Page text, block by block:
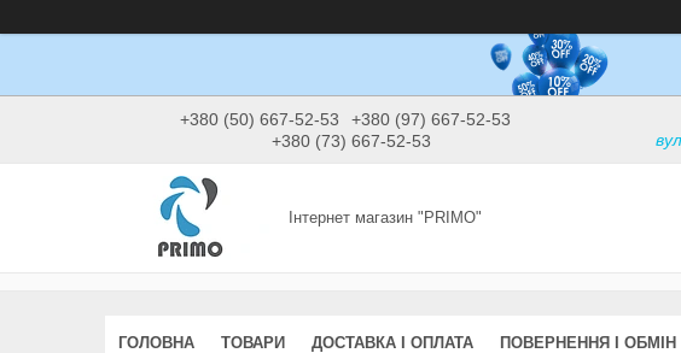
+380 (50) 667-52-53
+380 (97) 667-52-53
+380 (73) 667-52-53
Інтернет магазин "PRIMO"
ГОЛОВНА ТОВАРИ ДОСТАВКА І ОПЛАТА ПОВЕРНЕННЯ І ОБМІН